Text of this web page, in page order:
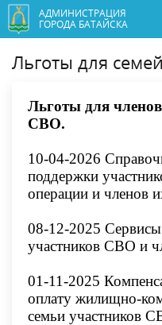
АДМИНИСТРАЦИЯ
ГОРОДА БАТАЙСКА
Льготы для
Льготы для
СВО.
10-04-2026
поддержки
операции и членов
08-12-2025
участников СВО и
01-11-2025
оплату жилищно-
семьи участников